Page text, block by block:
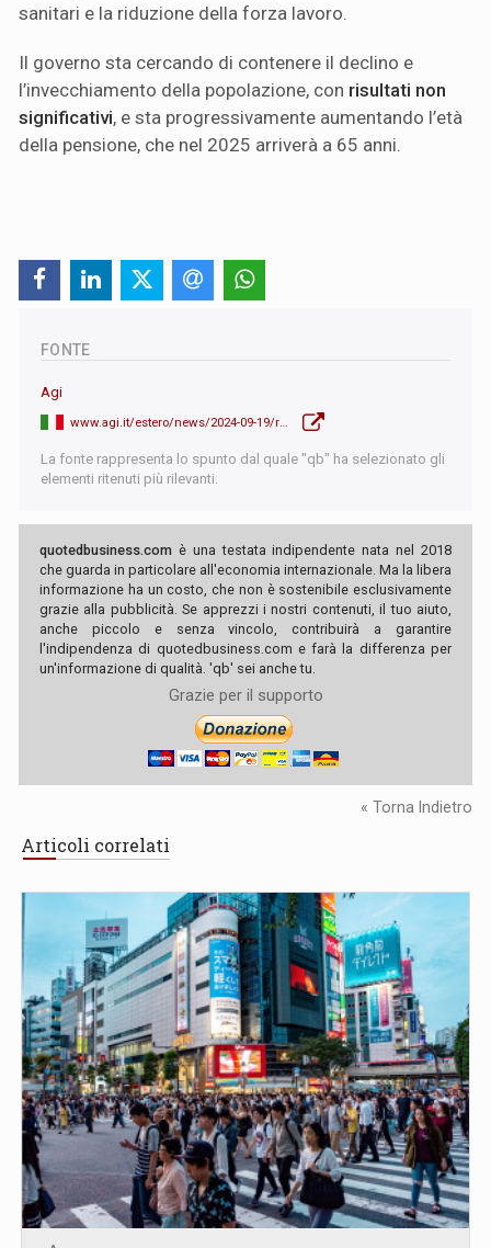
sanitari e la riduzione della forza lavoro.
Il governo sta cercando di contenere il declino e
l’invecchiamento della popolazione, con risultati non
significativi, e sta progressivamente aumentando l’età
della pensione, che nel 2025 arriverà a 65 anni.
FONTE
Agi
La fonte rappresenta lo spunto dal quale "qb" ha selezionato gli
elementi ritenuti più rilevanti.
quotedbusiness.com è una testata indipendente nata nel 2018
che guarda in particolare all'economia internazionale. Ma la libera
informazione ha un costo, che non è sostenibile esclusivamente
grazie alla pubblicità. Se apprezzi i nostri contenuti, il tuo aiuto,
anche piccolo e senza vincolo, contribuirà a garantire
l'indipendenza di quotedbusiness.com e farà la differenza per
un'informazione di qualità. 'qb' sei anche tu.
Grazie per il supporto
« Torna Indietro
Articoli correlati